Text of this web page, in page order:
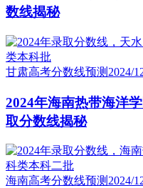
数线揭秘
甘肃高考分数线预测 2024/
2024年海南热带海洋
取分数线揭秘
海南高考分数线预测 2024/